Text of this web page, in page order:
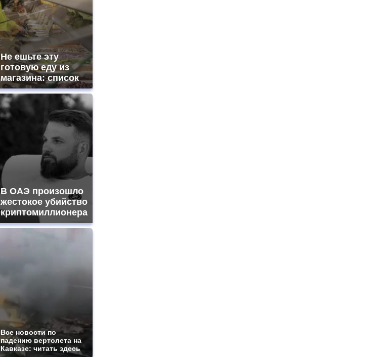
Не ешьте эту
готовую еду из
магазина: список
В ОАЭ произошло
жестокое убийство
криптомиллионера
Все новости по
падению вертолета на
Кавказе: читать здесь